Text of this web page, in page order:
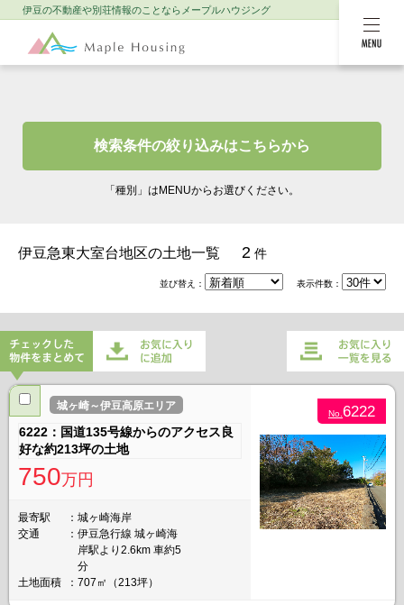
伊豆の不動産や別荘情報のことなら メープルハウジング
検索条件の絞り込みはこちらから
「種別」はMENUからお選びください。
伊豆急東大室台地区の土地一覧 2 件
並び替え： 表示件数：
チェックした物件をまとめてお
気に入りに追加
お気に入り一覧を
No. 6222
城ヶ崎～伊豆高原エリア
6222：国道135号線からのアクセス良
好な約213坪の土地
750万円
最寄駅
城ヶ崎海岸
交通
伊豆急行線 城ヶ崎海
岸駅より2.6km 車約5
分
土地面積
707㎡（213坪）